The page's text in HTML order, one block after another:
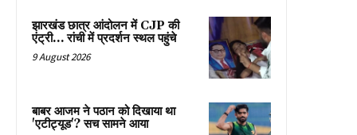
झारखंड छात्र आंदोलन में CJP की
एंट्री… रांची में प्रदर्शन स्थल पहुंचे
9 August 2026
बाबर आजम ने पठान को दिखाया था
'एटीट्यूड'? सच सामने आया